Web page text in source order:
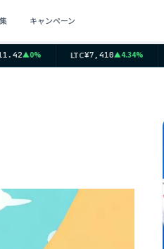
キャンペーン
▲0% LTC¥7,410▲4.34%